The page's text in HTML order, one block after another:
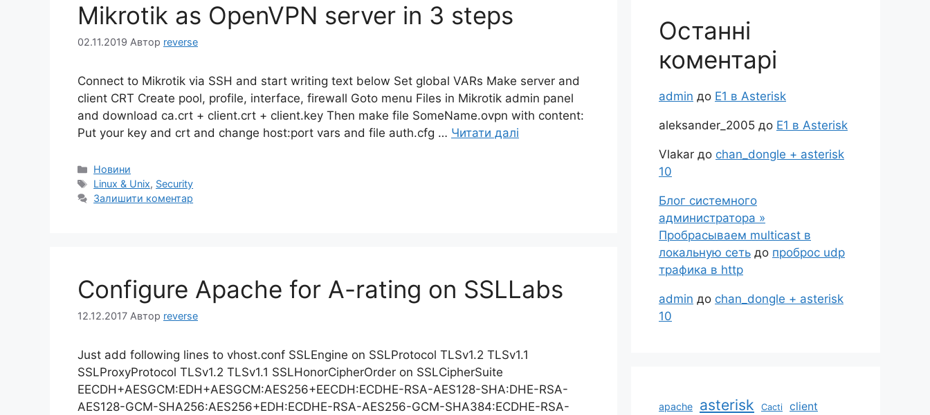
Mikrotik as OpenVPN server in 3 steps
02.11.2019 Автор reverse
Connect to Mikrotik via SSH and start writing text below Set global VARs Make server and
client CRT Create pool, profile, interface, firewall Goto menu Files in Mikrotik admin panel
and download ca.crt + client.crt + client.key Then make file SomeName.ovpn with content:
Put your key and crt and change host:port vars and file auth.cfg … Читати далі
Категорії
Новини
Позначки
Linux & Unix, Security
Залишити коментар
Configure Apache for A-rating on SSLLabs
12.12.2017 Автор reverse
Just add following lines to vhost.conf SSLEngine on SSLProtocol TLSv1.2 TLSv1.1
SSLProxyProtocol TLSv1.2 TLSv1.1 SSLHonorCipherOrder on SSLCipherSuite
EECDH+AESGCM:EDH+AESGCM:AES256+EECDH:ECDHE-RSA-AES128-SHA:DHE-RSA-
AES128-GCM-SHA256:AES256+EDH:ECDHE-RSA-AES256-GCM-SHA384:ECDHE-RSA-
Останні
коментарі
admin до Е1 в Asterisk
aleksander_2005 до Е1 в Asterisk
Vlakar до chan_dongle + asterisk
10
Блог системного
администратора »
Пробрасываем multicast в
локальную сеть до проброс udp
трафика в http
admin до chan_dongle + asterisk
10
apache asterisk Cacti client